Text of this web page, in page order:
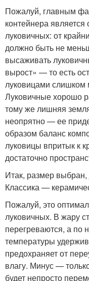
Пожалуй, главным
контейнера является
луковичных: от
должно быть не
высаживать
вырост» — то есть
луковицами слишком
Луковичные хорошо
тому же лишняя
неопрятно — ее
образом баланс
луковицы впритык к
достаточно
Итак, размер
Классика —
Пожалуй, это
луковичных. В жару
перегреваются, а по
температуры
предохраняет от
влагу. Минус —
будет непросто